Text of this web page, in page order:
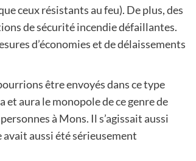
ceux résistants au feu). De plus, des
de sécurité incendie défaillantes.
d’économies et de délaissements
être envoyés dans ce type
aura le monopole de ce genre de
à Mons. Il s’agissait aussi
aussi été sérieusement